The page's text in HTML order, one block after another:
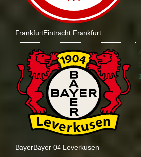
FrankfurtEintracht Frankfurt
BayerBayer 04 Leverkusen
: